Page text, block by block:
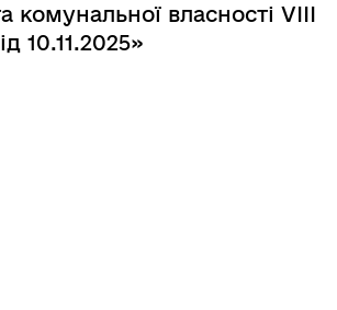
комунальної власності VІІІ
10.11.2025»